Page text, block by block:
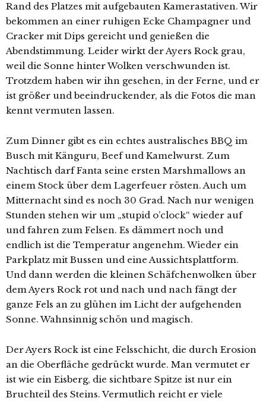
Rand des Platzes mit aufgebauten Kamerastativen. Wir
bekommen an einer ruhigen Ecke Champagner und
Cracker mit Dips gereicht und genießen die
Abendstimmung. Leider wirkt der Ayers Rock grau,
weil die Sonne hinter Wolken verschwunden ist.
Trotzdem haben wir ihn gesehen, in der Ferne, und er
ist größer und beeindruckender, als die Fotos die man
kennt vermuten lassen.
Zum Dinner gibt es ein echtes australisches BBQ im
Busch mit Känguru, Beef und Kamelwurst. Zum
Nachtisch darf Fanta seine ersten Marshmallows an
einem Stock über dem Lagerfeuer rösten. Auch um
Mitternacht sind es noch 30 Grad. Nach nur wenigen
Stunden stehen wir um „stupid o’clock“ wieder auf
und fahren zum Felsen. Es dämmert noch und
endlich ist die Temperatur angenehm. Wieder ein
Parkplatz mit Bussen und eine Aussichtsplattform.
Und dann werden die kleinen Schäfchenwolken über
dem Ayers Rock rot und nach und nach fängt der
ganze Fels an zu glühen im Licht der aufgehenden
Sonne. Wahnsinnig schön und magisch.
Der Ayers Rock ist eine Felsschicht, die durch Erosion
an die Oberfläche gedrückt wurde. Man vermutet er
ist wie ein Eisberg, die sichtbare Spitze ist nur ein
Bruchteil des Steins. Vermutlich reicht er viele